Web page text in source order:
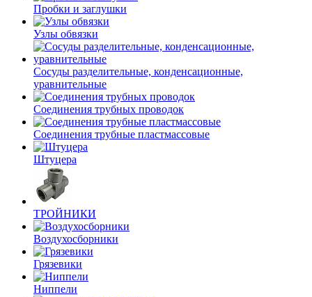
Пробки и заглушки
Узлы обвязки
Сосуды разделительные, конденсационные,
уравнительные
Соединения трубных проводок
Соединения трубные пластмассовые
Штуцера
ТРОЙНИКИ
Воздухосборники
Грязевики
Ниппели